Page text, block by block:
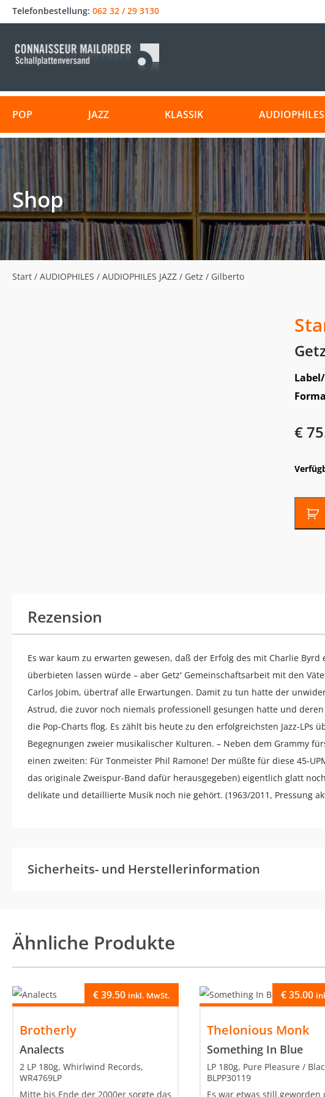
Telefonbestellung: 062 32 / 29 3130
POP JAZZ KLASSIK AUDIOPHILES
Shop
Start / AUDIOPHILES / AUDIOPHILES JAZZ / Getz / Gilberto
€
Rezension
Es war kaum zu erwarten gewesen, daß der Erfolg des mit Charlie Byrd
überbieten lassen würde – aber Getz' Gemeinschaftsarbeit mit den
Carlos Jobim, übertraf alle Erwartungen. Damit zu tun hatte der
Astrud, die zuvor noch niemals professionell gesungen hatte und
die Pop-Charts flog. Es zählt bis heute zu den erfolgreichsten Jazz-LPs
Begegnungen zweier musikalischer Kulturen. – Neben dem Grammy
einen zweiten: Für Tonmeister Phil Ramone! Der müßte für diese 45-
das originale Zweispur-Band dafür herausgegeben) eigentlich glatt
delikate und detaillierte Musik noch nie gehört. (1963/2011, Pressung
Sicherheits- und Herstellerinformation
Ähnliche Produkte
Brotherly
Analects
€39.50 inkl. MwSt.
2 LP 180g, Whirlwind Records,
WR4769LP
Mitte bis Ende der 2000er sorgte das
Thelonious Monk
Something In Blue
€35.00
LP 180g, Pure Pleasure /
BLPP30119
Es war etwas still geworden